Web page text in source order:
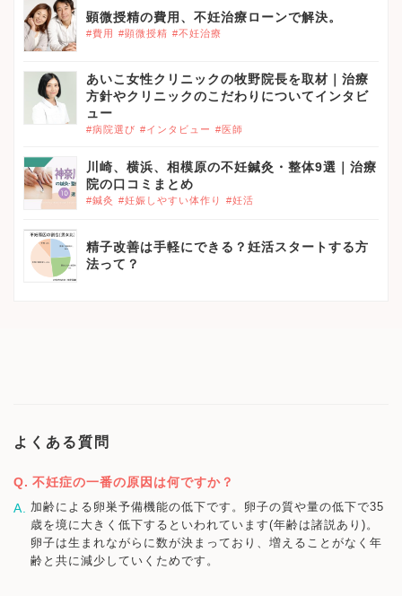
顕微授精の費用、不妊治療ローンで解決。
#費用 #顕微授精 #不妊治療
あいこ女性クリニックの牧野院長を取材｜治療
方針やクリニックのこだわりについてインタビ
ュー
#病院選び #インタビュー #医師
川崎、横浜、相模原の不妊鍼灸・整体9選｜治療
院の口コミまとめ
#鍼灸 #妊娠しやすい体作り #妊活
精子改善は手軽にできる？妊活スタートする方
法って？
よくある質問
不妊症の一番の原因は何ですか？
加齢による卵巣予備機能の低下です。卵子の質や量の低下で35
歳を境に大きく低下するといわれています(年齢は諸説あり)。
卵子は生まれながらに数が決まっており、増えることがなく年
齢と共に減少していくためです。